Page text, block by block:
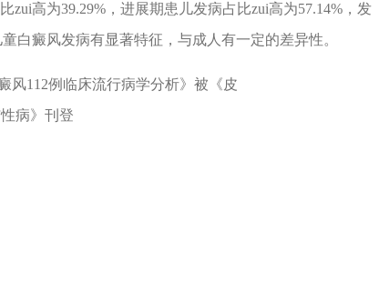
zui高为39.29%，进展期患儿发病占比zui高为57.14%，发
白癜风发病有显著特征，与成人有一定的差异性。